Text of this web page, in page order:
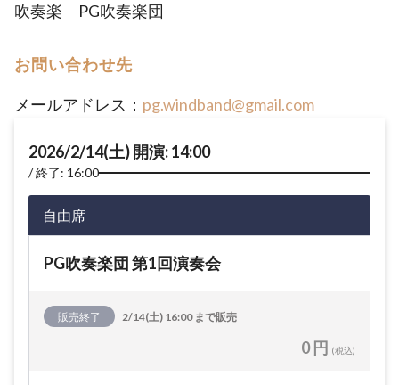
吹奏楽 PG吹奏楽団
お問い合わせ先
メールアドレス： pg.windband@gmail.com
2026/2/14(土) 開演: 14:00
終了: 16:00
自由席
PG吹奏楽団 第1回演奏会
販売終了 2/14(土) 16:00 まで販売
0 円 (税込)